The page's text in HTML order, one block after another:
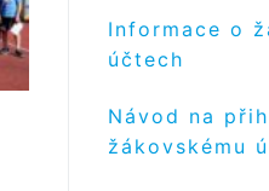
Informace o
účtech
Návod na
žákovskému